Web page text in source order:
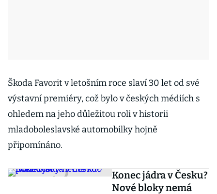
Škoda Favorit v letošním roce slaví 30 let od své
výstavní premiéry, což bylo v českých médiích s
ohledem na jeho důležitou roli v historii
mladoboleslavské automobilky hojně
připomínáno.
Konec jádra v Česku?
Nové bloky nemá